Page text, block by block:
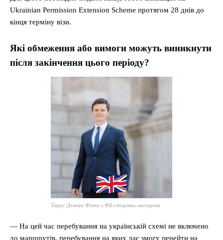
Ukrainian Permission Extension Scheme протягом 28 днів до
кінця терміну візи.
Які обмеження або вимоги можуть виникнути
після закінчення цього періоду?
Тарас Демчук Фото з ФБ-сторінки експерта
— На цей час перебування на українській схемі не включено
до маршрутів, перебування на яких дає змогу перейти на